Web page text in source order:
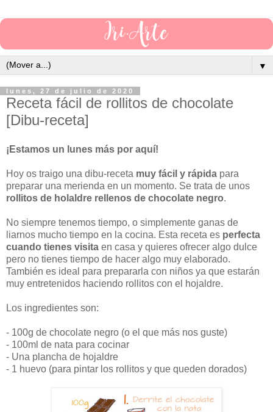
▼
lunes, 27 de julio de 2020
Receta fácil de rollitos de chocolate
[Dibu-receta]
¡Estamos un lunes más por aquí!
Hoy os traigo una dibu-receta muy fácil y rápida para
preparar una merienda en un momento. Se trata de unos
rollitos de holaldre rellenos de chocolate negro.
No siempre tenemos tiempo, o simplemente ganas de
liarnos mucho tiempo en la cocina. Esta receta es perfecta
cuando tienes visita en casa y quieres ofrecer algo dulce
pero no tienes tiempo de hacer algo muy elaborado.
También es ideal para prepararla con niños ya que estarán
muy entretenidos haciendo rollitos con el hojaldre.
Los ingredientes son:
- 100g de chocolate negro (o el que más nos guste)
- 100ml de nata para cocinar
- Una plancha de hojaldre
- 1 huevo (para pintar los rollitos y que queden dorados)